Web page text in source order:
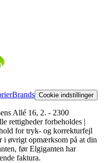
Brands Cookie indstillinger
Allé 16, 2. - 2300
rettigheder forbeholdes |
for tryk- og korrekturfejl
i øvrigt opmærksom på at din
før Elgiganten har
faktura.